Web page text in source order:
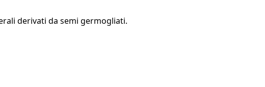
derivati ​​da semi germogliati.